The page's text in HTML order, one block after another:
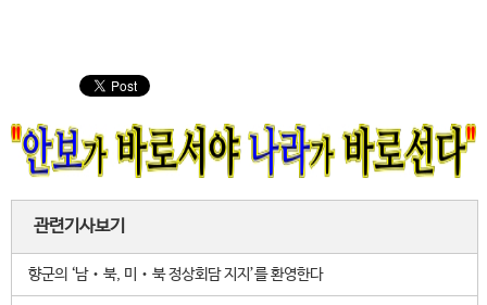
관련기사보기
향군의 ‘남‧북, 미‧북 정상회담 지지’를 환영한다